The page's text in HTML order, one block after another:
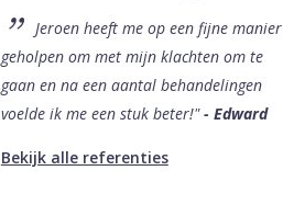
Jeroen heeft me op een fijne manier
geholpen om met mijn klachten om te
gaan en na een aantal behandelingen
voelde ik me een stuk beter!"- Edward
Bekijk alle referenties